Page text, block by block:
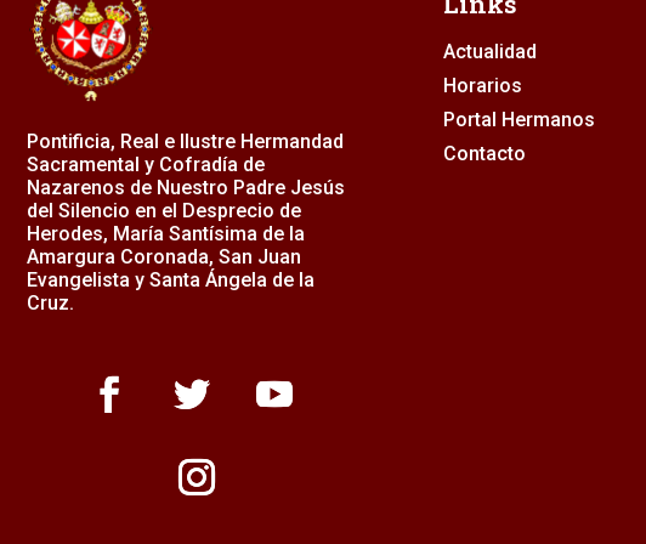
Pontificia, Real e Ilustre Hermandad
Sacramental y Cofradía de
Nazarenos de Nuestro Padre Jesús
del Silencio en el Desprecio de
Herodes, María Santísima de la
Amargura Coronada, San Juan
Evangelista y Santa Ángela de la
Cruz.
Actualidad
Horarios
Portal Hermanos
Contacto